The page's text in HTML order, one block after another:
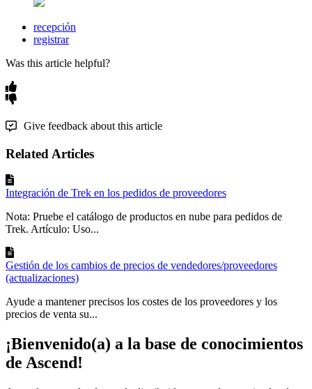
recepción
registrar
Was this article helpful?
Give feedback about this article
Related Articles
Integración de Trek en los pedidos de proveedores
Nota: Pruebe el catálogo de productos en nube para pedidos de
Trek. Artículo: Uso...
Gestión de los cambios de precios de vendedores/proveedores
(actualizaciones)
Ayude a mantener precisos los costes de los proveedores y los
precios de venta su...
¡Bienvenido(a) a la base de conocimientos
de Ascend!